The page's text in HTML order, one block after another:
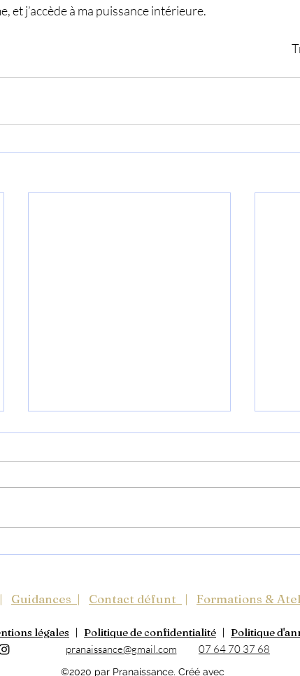
et j’accède à ma puissance intérieure.
Présences invisibles
Guidances | Contact défunt | Formations &
légales | Politique de confidentialité | Politique
pranaissance@gmail.com
07 64 70 37 68
©2020 par Pranaissance. Créé avec